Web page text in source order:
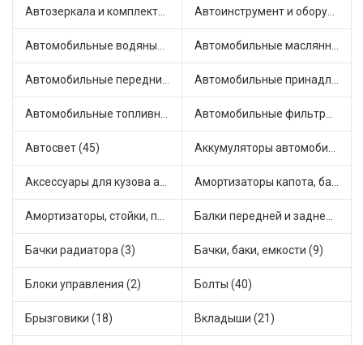
Автозеркала и комплектующие (19) Автоинструмент и оборудование (4)
Автомобильные водяные насосы (25) Автомобильные маслянные насосы (5)
Автомобильные передние фары (9) Автомобильные принадлежности и аксессуары (6)
Автомобильные топливные насосы (40) Автомобильные фильтры (1)
Автосвет (45) Аккумуляторы автомобильные (1)
Аксессуары для кузова автомобиля (5) Амортизаторы капота, багажника (23)
Амортизаторы, стойки, подушки стоек (85) Балки передней и задней подвески (1)
Бачки радиатора (3) Бачки, баки, емкости (9)
Блоки управления (2) Болты (40)
Брызговики (18) Вкладыши (21)